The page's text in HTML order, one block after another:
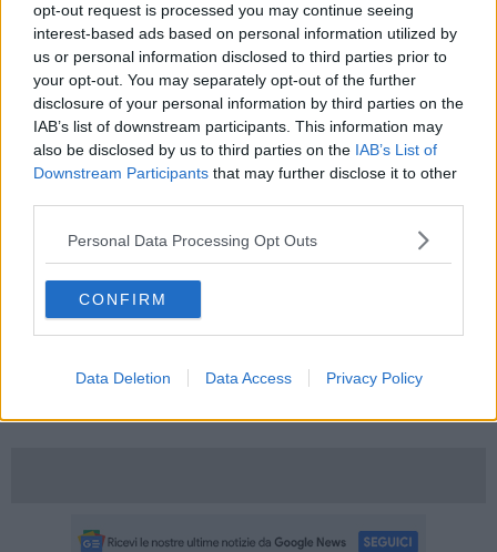
opt-out request is processed you may continue seeing
interest-based ads based on personal information utilized by
us or personal information disclosed to third parties prior to
your opt-out. You may separately opt-out of the further
disclosure of your personal information by third parties on the
IAB’s list of downstream participants. This information may
also be disclosed by us to third parties on the IAB’s List of
Downstream Participants that may further disclose it to other
Personal Data Processing Opt Outs
CONFIRM
Data Deletion Data Access Privacy Policy
Le larve completano lo sviluppo in un periodo che può variare, a
seconda delle condizioni ambientali, da fine febbraio alla prima
metà di maggio, quando abbandonano la pianta ospite e,
scendendo verso il basso, formano lunghissime processioni. Le
processionarie, infatti, oltre a danneggiare le piante possono
procurare anche gravi danni alla salute di persone ed animali a
sangue caldo, provocando l’insorgenza di reazioni epidermiche e
allergiche.
Disinfestazione nei giardini privati: le regole per i cittadini
Nei giardini privati dove sono presenti gli alberi, i cittadini devono
far rimuovere i nidi delle processionarie avvalendosi di ditte
specializzate che procederanno al taglio dei rami. I rami con i nidi di
processionaria dovranno essere riposti in appositi sacchi che, una
volta chiusi ermeticamente, dovranno essere conferiti dai tecnici
incenerimento.